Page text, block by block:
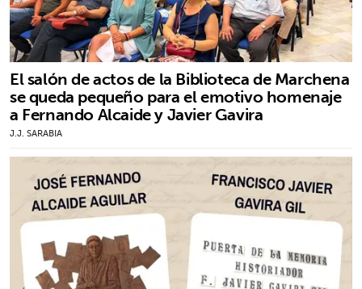
El salón de actos de la Biblioteca de Marchena
se queda pequeño para el emotivo homenaje
a Fernando Alcaide y Javier Gavira
J.J. SARABIA